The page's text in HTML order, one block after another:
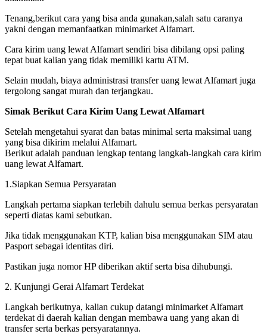
Tenang,berikut cara yang bisa anda gunakan,salah satu caranya
yakni dengan memanfaatkan minimarket Alfamart.
Cara kirim uang lewat Alfamart sendiri bisa dibilang opsi paling
tepat buat kalian yang tidak memiliki kartu ATM.
Selain mudah, biaya administrasi transfer uang lewat Alfamart juga
tergolong sangat murah dan terjangkau.
Simak Berikut Cara Kirim Uang Lewat Alfamart
Setelah mengetahui syarat dan batas minimal serta maksimal uang
yang bisa dikirim melalui Alfamart.
Berikut adalah panduan lengkap tentang langkah-langkah cara kirim
uang lewat Alfamart.
1.Siapkan Semua Persyaratan
Langkah pertama siapkan terlebih dahulu semua berkas persyaratan
seperti diatas kami sebutkan.
Jika tidak menggunakan KTP, kalian bisa menggunakan SIM atau
Pasport sebagai identitas diri.
Pastikan juga nomor HP diberikan aktif serta bisa dihubungi.
2. Kunjungi Gerai Alfamart Terdekat
Langkah berikutnya, kalian cukup datangi minimarket Alfamart
terdekat di daerah kalian dengan membawa uang yang akan di
transfer serta berkas persyaratannya.